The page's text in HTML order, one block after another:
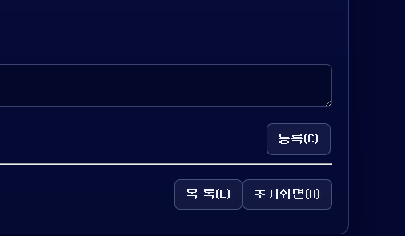
등록(C)
목 록(L) 초기화면(N)